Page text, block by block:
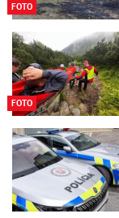
FOTO
FOTO